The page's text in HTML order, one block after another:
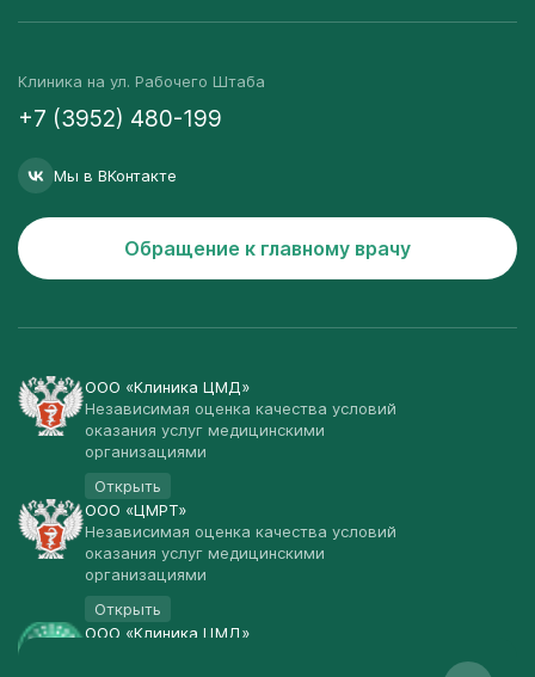
Клиника на ул. Рабочего Штаба
+7 (3952) 480-199
Мы в ВКонтакте
Обращение к главному врачу
ООО «Клиника ЦМД»
Независимая оценка качества условий
оказания услуг медицинскими
организациями
Открыть
ООО «ЦМРТ»
Независимая оценка качества условий
оказания услуг медицинскими
организациями
Открыть
ООО «Клиника ЦМД»